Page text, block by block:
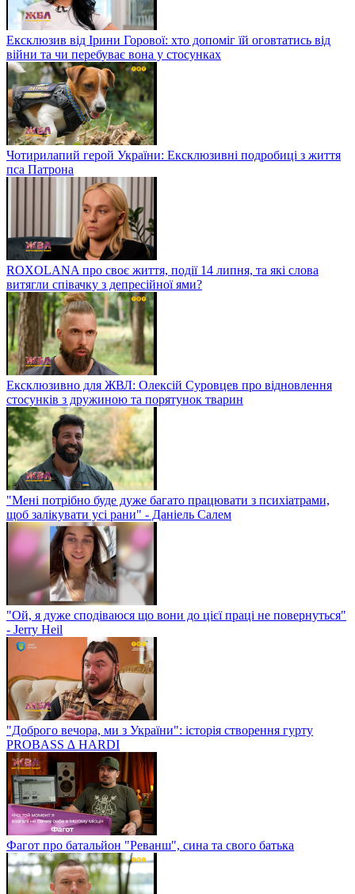
Ексклюзив від Ірини Горової: хто допоміг їй оговтатись від
війни та чи перебуває вона у стосунках
Чотирилапий герой України: Ексклюзивні подробиці з життя
пса Патрона
ROXOLANA про своє життя, події 14 липня, та які слова
витягли співачку з депресійної ями?
Ексклюзивно для ЖВЛ: Олексій Суровцев про відновлення
стосунків з дружиною та порятунок тварин
"Мені потрібно буде дуже багато працювати з психіатрами,
щоб залікувати усі рани" - Даніель Салем
"Ой, я дуже сподіваюся що вони до цієї праці не повернуться"
- Jerry Heil
"Доброго вечора, ми з України": історія створення гурту
PROBASS ∆ HARDI
Фагот про батальйон "Реванш", сина та свого батька